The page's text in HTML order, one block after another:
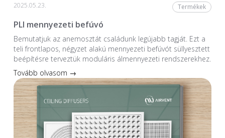
2025.05.23. Termékek
PLI mennyezeti befúvó
Bemutatjuk az anemosztát családunk legújabb tagját. Ezt a
teli frontlapos, négyzet alakú mennyezeti befúvót süllyesztett
beépítésre terveztük moduláris álmennyezeti rendszerekhez.
Tovább olvasom →